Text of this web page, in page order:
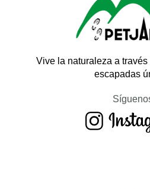
Vive la naturaleza a
escapadas